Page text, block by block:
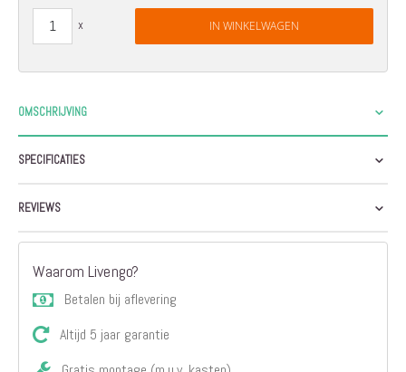
IN WINKELWAGEN
OMSCHRIJVING
SPECIFICATIES
REVIEWS
Waarom Livengo?
Betalen bij aflevering
Altijd 5 jaar garantie